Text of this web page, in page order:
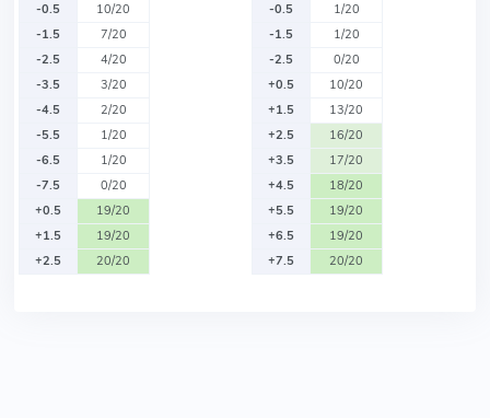
-0.5
10/20
-1.5
7/20
-2.5
4/20
-3.5
3/20
-4.5
2/20
-5.5
1/20
-6.5
1/20
-7.5
0/20
+0.5
19/20
+1.5
19/20
+2.5
20/20
-0.5
1/20
-1.5
1/20
-2.5
0/20
+0.5
10/20
+1.5
13/20
+2.5
16/20
+3.5
17/20
+4.5
18/20
+5.5
19/20
+6.5
19/20
+7.5
20/20